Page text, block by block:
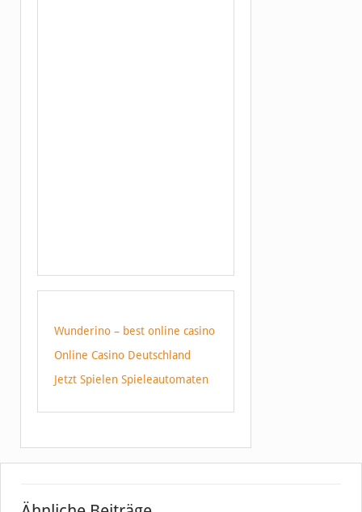
Wunderino – best online casino
Online Casino Deutschland
Jetzt Spielen Spieleautomaten